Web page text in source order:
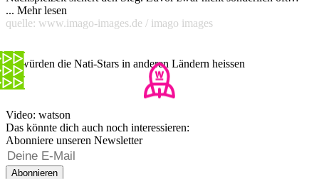
geprüft. Die Sicherheit, die er ausstrahlt, verleiht dem Team
breitere Schultern. Darum im Namen der ganzen Schweiz schon
... Mehr lesen
quelle: www.imago-images.de / imago images
So würden die Nati-Stars in anderen Ländern heissen
Video: watson
Das könnte dich auch noch interessieren:
Abonniere unseren Newsletter
Abonnieren